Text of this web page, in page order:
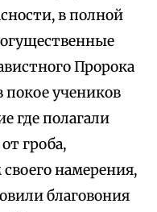
в полной
Пророка
покое учеников
где полагали
гроба,
намерения,
благовония